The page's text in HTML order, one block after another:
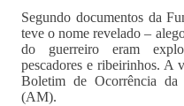
Segundo documentos da
teve o nome revelado –
do guerreiro eram
pescadores e ribeirinhos. A
Boletim de Ocorrência
(AM).